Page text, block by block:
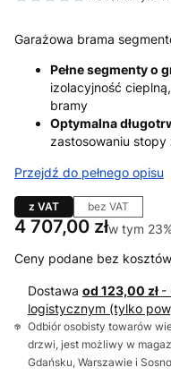
Garażowa brama
Pełne segmenty o
izolacyjność
bramy
Optymalna
zastosowaniu
Przejdź do pełnego opisu
z VAT bez VAT
Cena
4 707,00 złw tym
w tym
Ceny podane bez
Dostawa od 123,00 zł -
logistycznym (tylko
Odbiór osobisty towarów
drzwi, jest możliwy w
Gdańsku, Warszawie i